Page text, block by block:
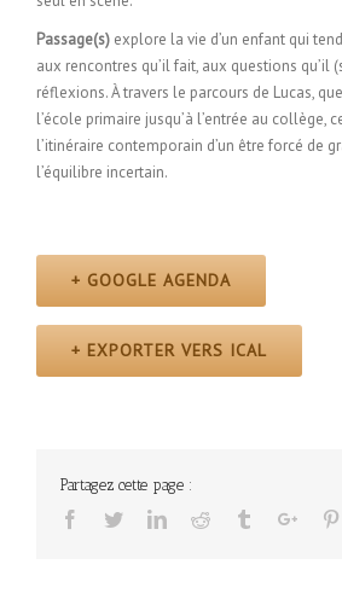
Passage(s) explore la vie d’un enfant qui
aux rencontres qu’il fait, aux questions qu’il
réflexions. À travers le parcours de Lucas,
l’école primaire jusqu’à l’entrée au collège,
l’itinéraire contemporain d’un être forcé de
l’équilibre incertain.
+ GOOGLE AGENDA
+ EXPORTER VERS ICAL
Partagez cette page :
Facebook
TwitterLinkedinReddit Tumblr